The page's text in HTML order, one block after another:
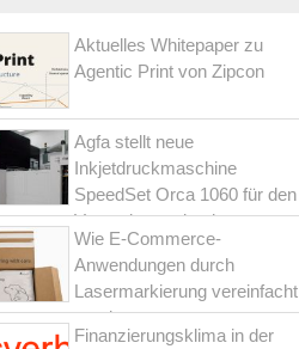
Aktuelles Whitepaper zu
Agentic Print von Zipcon
Agfa stellt neue
Inkjetdruckmaschine
SpeedSet Orca 1060 für den
Verpackungsdruck vor
Wie E-Commerce-
Anwendungen durch
Lasermarkierung vereinfacht
werden
Finanzierungsklima in der